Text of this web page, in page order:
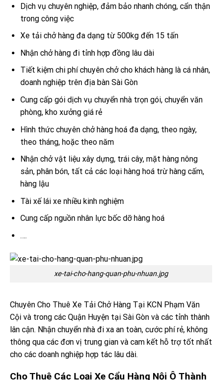
Dịch vụ chuyên nghiệp, đảm bảo nhanh chóng, cẩn thận
trong công việc
Xe tải chở hàng đa dạng từ 500kg đến 15 tấn
Nhận chở hàng đi tỉnh hợp đồng lâu dài
Tiết kiệm chi phí chuyên chở cho khách hàng là cá nhân,
doanh nghiệp trên địa bàn Sài Gòn
Cung cấp gói dịch vụ chuyển nhà trọn gói, chuyển văn
phòng, kho xưởng giá rẻ
Hình thức chuyên chở hàng hoá đa dạng, theo ngày,
theo tháng, hoặc theo năm
Nhận chở vật liệu xây dựng, trái cây, mặt hàng nông
sản, phân bón, tất cả các loại hàng hoá trừ hàng cấm,
hàng lậu
Tài xế lái xe nhiều kinh nghiệm
Cung cấp nguồn nhân lực bốc dỡ hàng hoá
….
xe-tai-cho-hang-quan-phu-nhuan.jpg
Chuyên Cho Thuê Xe Tải Chở Hàng Tại KCN Phạm Văn
Cội và trong các Quận Huyện tại Sài Gòn và các tỉnh thành
lân cận. Nhận chuyển nhà đi xa an toàn, cước phí rẻ, không
thông qua các đơn vị trung gian và cam kết hỗ trợ tốt nhất
cho các doanh nghiệp hợp tác lâu dài.
Cho Thuê Các Loại Xe Cẩu Hàng Nội Ô Thành